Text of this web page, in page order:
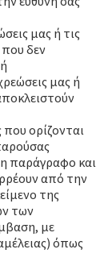
μας ή τις
δεν
μας ή
που ορίζονται
παράγραφο και
από την
της
των
με
όπως